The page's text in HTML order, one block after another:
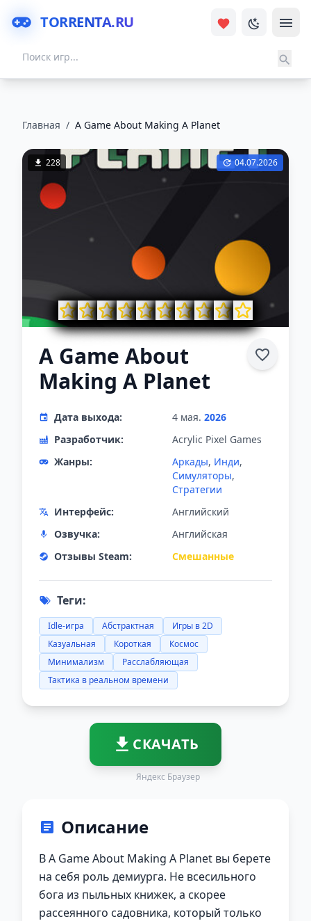
TORRENTA.RU
Главная / A Game About Making A Planet
228 04.07.2026
A Game About
Making A Planet
Дата выхода: 4 мая. 2026
Разработчик:
Acrylic Pixel Games
Жанры:
Аркады, Инди,
Симуляторы,
Стратегии
Интерфейс:
Английский
Озвучка:
Английская
Отзывы Steam:
Смешанные
Теги:
Idle-игра Абстрактная
Игры в 2D
Казуальная
Короткая
Космос
Минимализм
Расслабляющая
Тактика в реальном времени
СКАЧАТЬ
Яндекс Браузер
Описание
В A Game About Making A Planet вы берете
на себя роль демиурга. Не всесильного
бога из пыльных книжек, а скорее
рассеянного садовника, который только